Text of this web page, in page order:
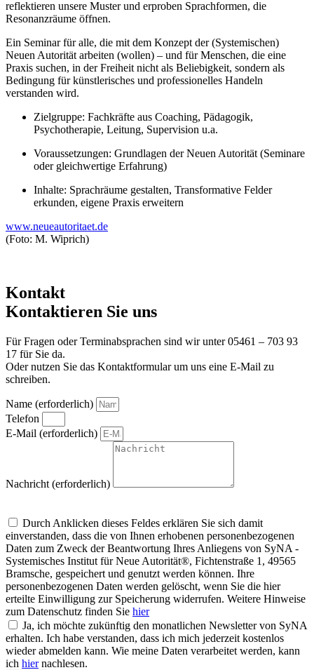
reflektieren unsere Muster und erproben Sprachformen, die
Resonanzräume öffnen.
Ein Seminar für alle, die mit dem Konzept der (Systemischen)
Neuen Autorität arbeiten (wollen) – und für Menschen, die eine
Praxis suchen, in der Freiheit nicht als Beliebigkeit, sondern als
Bedingung für künstlerisches und professionelles Handeln
verstanden wird.
Zielgruppe: Fachkräfte aus Coaching, Pädagogik,
Psychotherapie, Leitung, Supervision u.a.
Voraussetzungen: Grundlagen der Neuen Autorität (Seminare
oder gleichwertige Erfahrung)
Inhalte: Sprachräume gestalten, Transformative Felder
erkunden, eigene Praxis erweitern
www.neueautoritaet.de
(Foto: M. Wiprich)
Kontakt
Kontaktieren Sie uns
Für Fragen oder Terminabsprachen sind wir unter 05461 – 703 93
17 für Sie da.
Oder nutzen Sie das Kontaktformular um uns eine E-Mail zu
schreiben.
Name (erforderlich)
Telefon
E-Mail (erforderlich)
Nachricht (erforderlich)
Durch Anklicken dieses Feldes erklären Sie sich damit
einverstanden, dass die von Ihnen erhobenen personenbezogenen
Daten zum Zweck der Beantwortung Ihres Anliegens von SyNA -
Systemisches Institut für Neue Autorität®, Fichtenstraße 1, 49565
Bramsche, gespeichert und genutzt werden können. Ihre
personenbezogenen Daten werden gelöscht, wenn Sie die hier
erteilte Einwilligung zur Speicherung widerrufen. Weitere Hinweise
zum Datenschutz finden Sie hier
Ja, ich möchte zukünftig den monatlichen Newsletter von SyNA
erhalten. Ich habe verstanden, dass ich mich jederzeit kostenlos
wieder abmelden kann. Wie meine Daten verarbeitet werden, kann
ich hiernachlesen.